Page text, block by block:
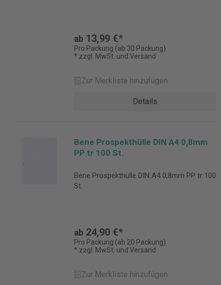
ab 13,99 €*
Pro Packung (ab 30 Packung)
* zzgl. MwSt. und Versand
Zur Merkliste hinzufügen
Details
Bene Prospekthülle DIN A4 0,8mm
PP tr 100 St.
Bene Prospekthülle DIN A4 0,8mm PP tr 100
St.
ab 24,90 €*
Pro Packung (ab 20 Packung)
* zzgl. MwSt. und Versand
Zur Merkliste hinzufügen